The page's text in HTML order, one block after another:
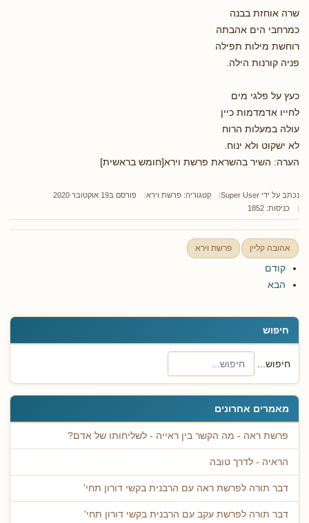
חיפוש
חיפוש...
מאמרים אחרונים
פרשת ראה - מה הקשר בין ראייה - לשליחותו של אדם?
הראיה - לדרך טובה
דבר תורה לפרשת ראה עם הרבנית בקשי דורון תחי'
דבר תורה לפרשת עקב עם הרבנית בקשי דורון תחי'
שרה אוחזת בבנה
כמרחבי הים אהבתה
רוחשת מילות תפילה
פניה קורנות הילה.
כעץ על פלגי מים
לחייו אדמדמות כיין
עולה במעלות הרוח
לא ישקוט ולא ינוח.
הערה: השיר בהשראת פרשת וירא[חומש בראשית]
נכתב על ידי Super User קטגוריה: פרשת וירא
פורסם ב19 אוקטובר 2020
כניסות: 1852
אהובה קליין פרשת וירא
קודם
הבא